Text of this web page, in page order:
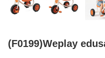
(F0199)Weplay